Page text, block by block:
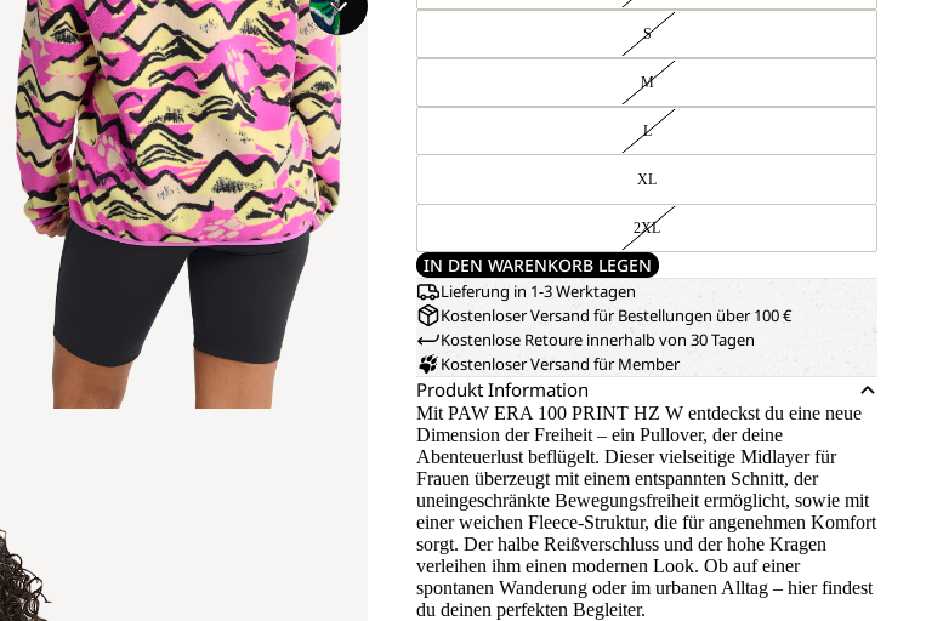
S
M
L
XL
2XL
IN DEN WARENKORB LEGEN
Lieferung in 1-3 Werktagen
Kostenloser Versand für Bestellungen über 100 €
Kostenlose Retoure innerhalb von 30 Tagen
Kostenloser Versand für Member
Produkt Information
Mit PAW ERA 100 PRINT HZ W entdeckst du eine neue
Dimension der Freiheit – ein Pullover, der deine
Abenteuerlust beflügelt. Dieser vielseitige Midlayer für
Frauen überzeugt mit einem entspannten Schnitt, der
uneingeschränkte Bewegungsfreiheit ermöglicht, sowie mit
einer weichen Fleece-Struktur, die für angenehmen Komfort
sorgt. Der halbe Reißverschluss und der hohe Kragen
verleihen ihm einen modernen Look. Ob auf einer
spontanen Wanderung oder im urbanen Alltag – hier findest
du deinen perfekten Begleiter.